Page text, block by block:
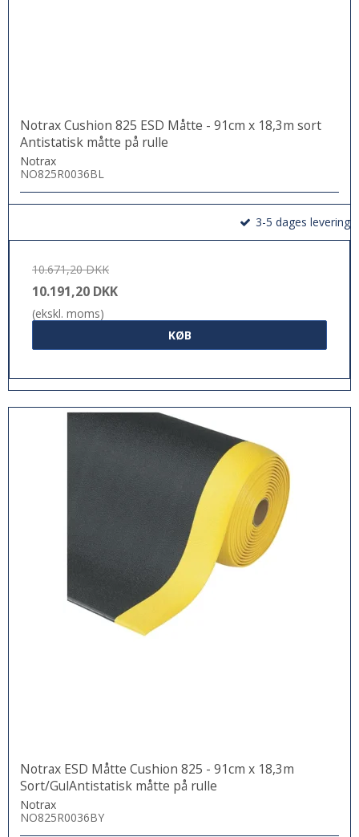
Notrax Cushion 825 ESD Måtte - 91cm x 18,3m sort
Antistatisk måtte på rulle
Notrax
NO825R0036BL
3-5 dages levering
10.671,20 DKK
10.191,20 DKK
(ekskl. moms)
KØB
Notrax ESD Måtte Cushion 825 - 91cm x 18,3m
Sort/GulAntistatisk måtte på rulle
Notrax
NO825R0036BY